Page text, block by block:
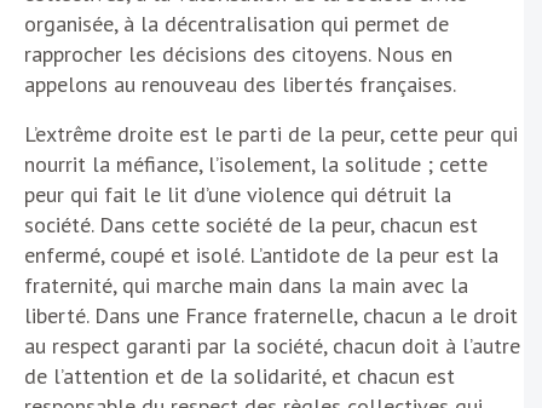
organisée, à la décentralisation qui permet de
rapprocher les décisions des citoyens. Nous en
appelons au renouveau des libertés françaises.
L’extrême droite est le parti de la peur, cette peur qui
nourrit la méfiance, l’isolement, la solitude ; cette
peur qui fait le lit d’une violence qui détruit la
société. Dans cette société de la peur, chacun est
enfermé, coupé et isolé. L’antidote de la peur est la
fraternité, qui marche main dans la main avec la
liberté. Dans une France fraternelle, chacun a le droit
au respect garanti par la société, chacun doit à l’autre
de l’attention et de la solidarité, et chacun est